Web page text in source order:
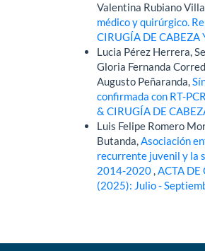
Valentina Rubiano
médico y quirúrgico.
CIRUGÍA DE CABEZA
Lucia Pérez Herrera,
Gloria Fernanda
Augusto Peñaranda,
confirmada con RT-
& CIRUGÍA DE
Luis Felipe Romero
Butanda,Asociación
recurrente juvenil y la
2014-2020,ACTA DE
(2025): Julio -